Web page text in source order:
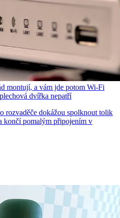
montují, a vám jde potom Wi-Fi
dvířka nepatří
rozvaděče dokážou spolknout tolik
končí pomalým připojením v